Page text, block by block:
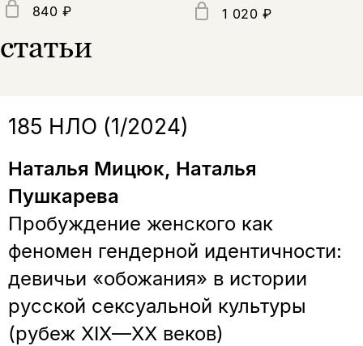
840 ₽ 1 020 ₽
статьи
185 НЛО (1/2024)
Наталья Мицюк, Наталья
Пушкарева
Пробуждение женского как
феномен гендерной идентичности:
девичьи «обожания» в истории
русской сексуальной культуры
(рубеж XIX—XX веков)